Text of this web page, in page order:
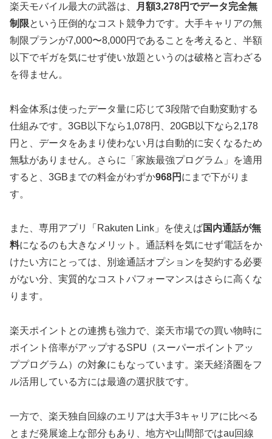
楽天モバイル最大の武器は、
月額3,278円でデータ完全無
制限という圧倒的なコスト競争力です。大手キャリアの無
制限プランが7,000〜8,000円であることを考えると、半額
以下でギガを気にせず使い放題というのは破格と言わざる
を得ません。
料金体系は使ったデータ量に応じて3段階で自動変動する
仕組みです。3GB以下なら1,078円、20GB以下なら2,178
円と、データをあまり使わない月は自動的に安くなるため
無駄がありません。さらに「家族最強プログラム」を適用
すると、3GBまでの料金がわずか968円 にまで下がりま
す。
また、専用アプリ「Rakuten Link」を使えば国内通話が無
料になるのも大きなメリット。通話料を気にせず電話をか
けたい方にとっては、別途通話オプションを契約する必要
がない分、実質的なコストパフォーマンスはさらに高くな
ります。
楽天ポイントとの連携も強力で、楽天市場での買い物時に
ポイント倍率がアップするSPU（スーパーポイントアッ
ププログラム）の対象にもなっています。楽天経済圏をフ
ル活用している方には最適の選択肢です。
一方で、楽天独自回線のエリアは大手3キャリアに比べる
とまだ発展途上な部分もあり、地方や山間部ではau回線